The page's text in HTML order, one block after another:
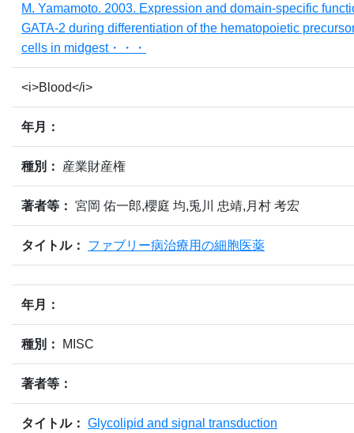
M. Yamamoto. 2003. Expression and domain-specific
GATA-2 during differentiation of the hematopoietic
cells in midgest・・・
<i>Blood</i>
年月：
種別： 産業財産権
著者等： 宮岡 佑一郎,櫻庭 均,兎川 忠靖,月村 考宏
タイトル： ファブリー病治療用の細胞医薬
年月：
種別： MISC
著者等：
タイトル： Glycolipid and signal transduction